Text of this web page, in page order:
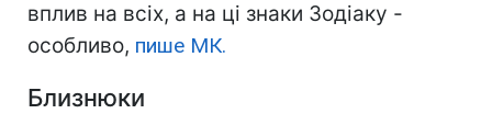
вплив на всіх, а на ці знаки Зодіаку -
особливо, пише МК.
Близнюки